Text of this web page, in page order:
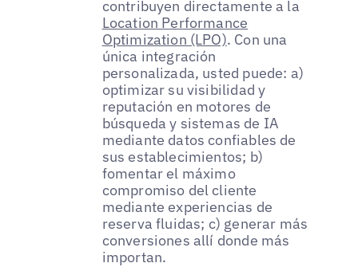
contribuyen directamente a la
Location Performance
Optimization (LPO). Con una
única integración
personalizada, usted puede: a)
optimizar su visibilidad y
reputación en motores de
búsqueda y sistemas de IA
mediante datos confiables de
sus establecimientos; b)
fomentar el máximo
compromiso del cliente
mediante experiencias de
reserva fluidas; c) generar más
conversiones allí donde más
importan.